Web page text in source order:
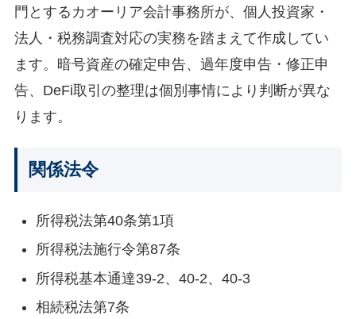
門とするカオーリア会計事務所が、個人投資家・
法人・税務調査対応の実務を踏まえて作成してい
ます。暗号資産の確定申告、過年度申告・修正申
告、DeFi取引の整理は個別事情により判断が異な
ります。
関係法令
所得税法第40条第1項
所得税法施行令第87条
所得税基本通達39-2、40-2、40-3
相続税法第7条